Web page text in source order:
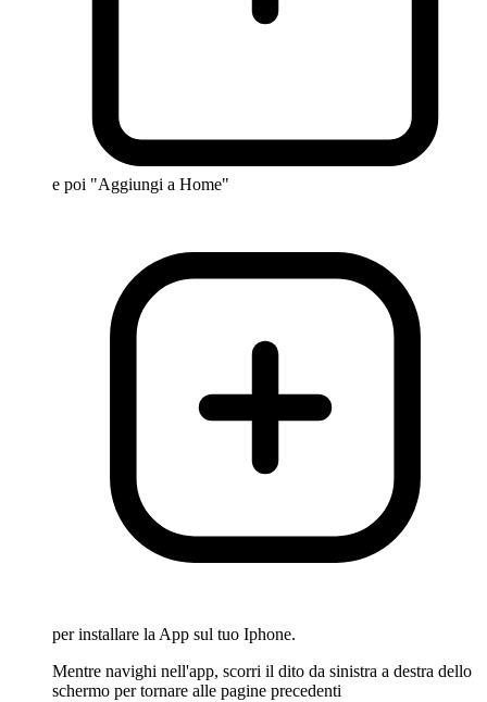
e poi "Aggiungi a Home"
per installare la App sul tuo Iphone.
Mentre navighi nell'app, scorri il dito da sinistra a destra dello
schermo per tornare alle pagine precedenti